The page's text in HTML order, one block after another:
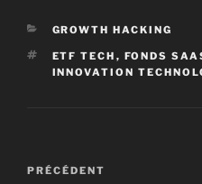
CATÉGORIES
GROWTH HACKING
ÉTIQUETTES
ETF TECH , FONDS
INNOVATION
Navigation
Article
PRÉCÉDENT